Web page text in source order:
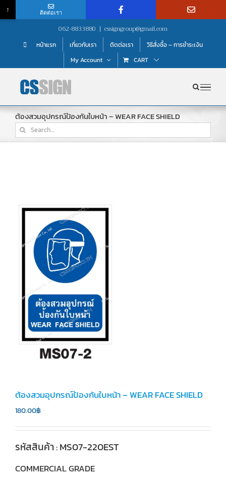
content
062-8833880 | cssigngroup@gmail.com
หน้าแรก เกี่ยวกับเรา ติดต่อเรา
วิธีสั่งซื้อ – การชำระเงิน
My Account
CART
ต้องสวมอุปกรณ์ป้องกันใบหน้า – WEAR FACE SHIELD
Search
for:
ต้องสวมอุปกรณ์ป้องกันใบหน้า – WEAR FACE SHIELD
180.00฿
รหัสสินค้า : MS07-220EST
COMMERCIAL GRADE
↑ ติดต่อเรา